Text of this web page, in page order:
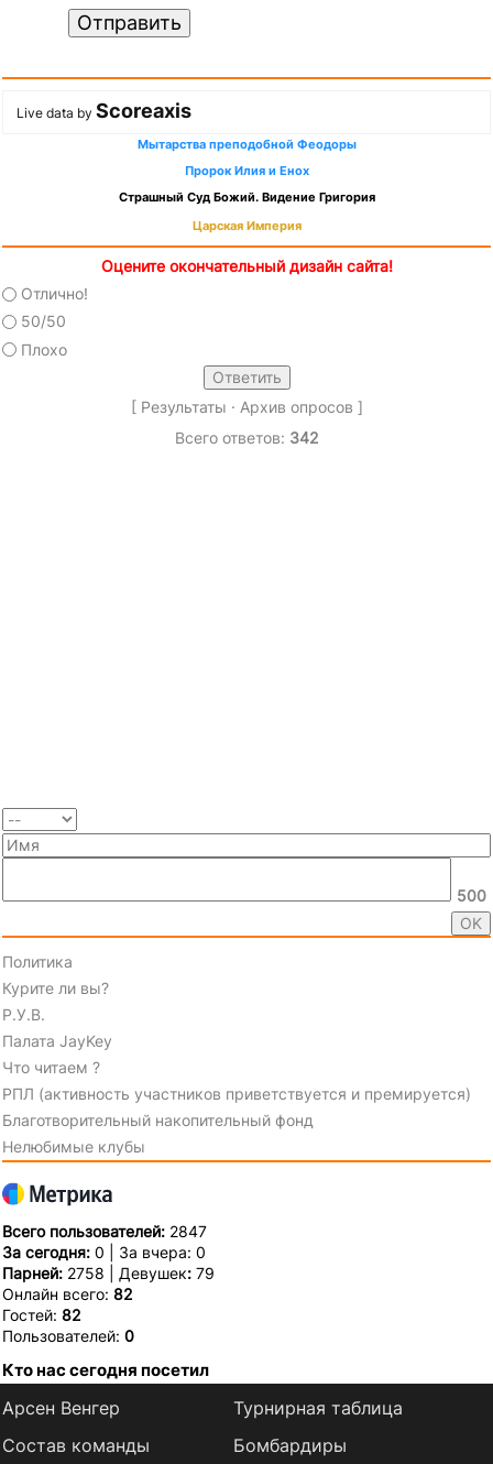
Отправить
Live data by Scoreaxis
Мытарства преподобной Феодоры
Пророк Илия и Енох
Страшный Суд Божий. Видение Григория
Царская Империя
Оцените окончательный дизайн сайта!
Отлично!
50/50
Плохо
[ Результаты · Архив опросов ]
Всего ответов: 342
500
Политика
Курите ли вы?
Р.У.В.
Палата JayKey
Что читаем ?
РПЛ (активность участников приветствуется и премируется)
Благотворительный накопительный фонд
Нелюбимые клубы
Всего пользователей: 2847
За сегодня: 0 | За вчера: 0
Парней: 2758 | Девушек: 79
Онлайн всего: 82
Гостей: 82
Пользователей: 0
Кто нас сегодня посетил
Арсен Венгер
Состав команды
Турнирная таблица
Бомбардиры